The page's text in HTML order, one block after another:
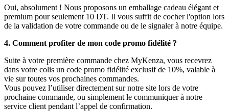
Oui, absolument ! Nous proposons un emballage cadeau élégant et
premium pour seulement 10 DT. Il vous suffit de cocher l'option lors
de la validation de votre commande ou de le signaler à notre équipe.
4. Comment profiter de mon code promo fidélité ?
Suite à votre première commande chez MyKenza, vous recevrez
dans votre colis un code promo fidélité exclusif de 10%, valable à
vie sur toutes vos prochaines commandes.
Vous pouvez l’utiliser directement sur notre site lors de votre
prochaine commande, ou simplement le communiquer à notre
service client pendant l’appel de confirmation.